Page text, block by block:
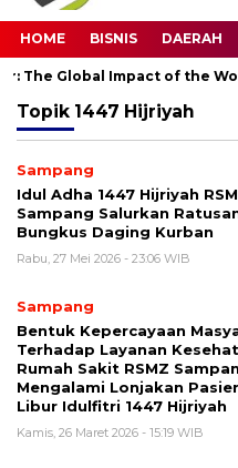
HOME BISNIS DAERAH
Global Impact of the
Topik 1447 Hijriyah
Sampang
Idul Adha 1447 Hijriyah
Sampang Salurkan
Bungkus Daging Kurban
Rabu, 27 Mei 2026 - 23:06 WIB
Sampang
Bentuk Kepercayaan
Terhadap Layanan
Rumah Sakit RSMZ
Mengalami Lonjakan
Libur Idulfitri 1447 Hijriyah
Kamis, 26 Maret 2026 - 15:19 WIB